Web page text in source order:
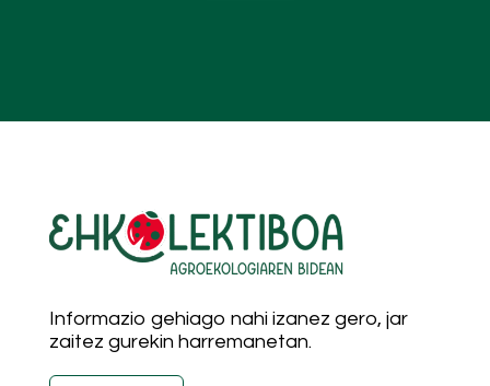
Informazio gehiago nahi izanez gero, jar
zaitez gurekin harremanetan.